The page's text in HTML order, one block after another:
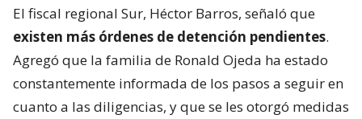
El fiscal regional Sur, Héctor Barros, señaló que
existen más órdenes de detención pendientes.
Agregó que la familia de Ronald Ojeda ha estado
constantemente informada de los pasos a seguir en
cuanto a las diligencias, y que se les otorgó medidas